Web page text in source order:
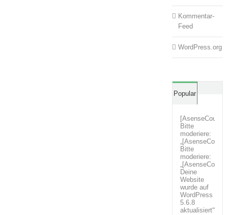
Kommentar-
Feed
WordPress.org
Popular
Bitte
moderiere:
Bitte
moderiere:
Deine
Website
wurde auf
WordPress
5.6.8
aktualisiert““